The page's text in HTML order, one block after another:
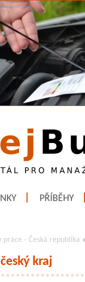
PŘÍBĚHY
práce - Česká republika »
kraj